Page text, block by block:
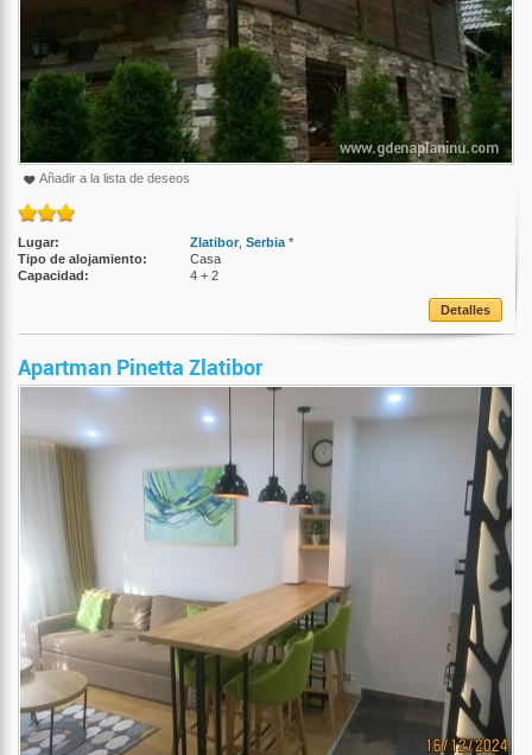
Añadir a la lista de deseos
Lugar: Zlatibor, Serbia *
Tipo de alojamiento:
Casa
Capacidad:
4 + 2
Detalles
Apartman Pinetta Zlatibor